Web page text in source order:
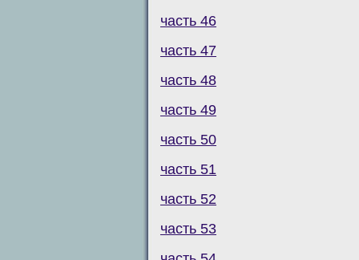
часть 46
часть 47
часть 48
часть 49
часть 50
часть 51
часть 52
часть 53